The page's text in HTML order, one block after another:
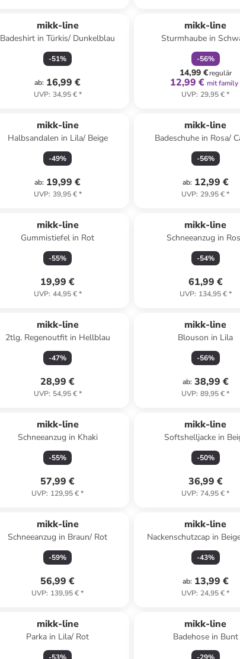
mikk-line
Badeshirt in Türkis/ Dunkelblau
-51%
ab: 16,99 €
UVP: 34,95 €*
mikk-line
Sturmhaube in
-56%
14,99 €regulär
12,99 € mit family
UVP: 29,95 €*
mikk-line
Halbsandalen in Lila/ Beige
-49%
ab: 19,99 €
UVP: 39,95 €*
mikk-line
Badeschuhe in Rosa/
-56%
ab: 12,99 €
UVP: 29,95 €*
mikk-line
Gummistiefel in Rot
-55%
19,99 €
UVP: 44,95 €*
mikk-line
Schneeanzug in
-54%
61,99 €
UVP: 134,95 €*
mikk-line
2tlg. Regenoutfit in Hellblau
-47%
28,99 €
UVP: 54,95 €*
mikk-line
Blouson in Lila
-56%
ab: 38,99 €
UVP: 89,95 €*
mikk-line
Schneeanzug in Khaki
-55%
57,99 €
UVP: 129,95 €*
mikk-line
Softshelljacke in
-50%
36,99 €
UVP: 74,95 €*
mikk-line
Schneeanzug in Braun/ Rot
-59%
56,99 €
UVP: 139,95 €*
mikk-line
Nackenschutzcap in
-43%
ab: 13,99 €
UVP: 24,95 €*
mikk-line
Parka in Lila/ Rot
mikk-line
Badehose in Bunt